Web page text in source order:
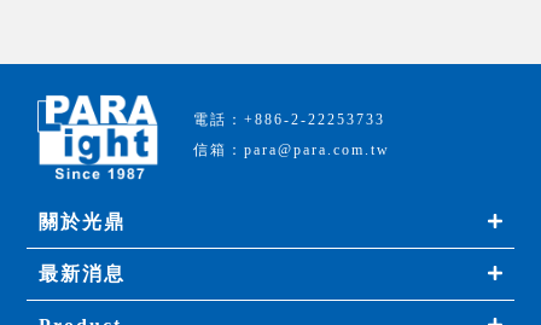
電話：+886-2-22253733
信箱：para@para.com.tw
關於光鼎
最新消息